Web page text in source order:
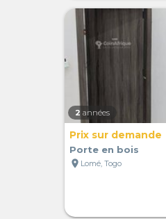
2 années
Prix sur demande
Porte en bois
location_on Lomé, Togo